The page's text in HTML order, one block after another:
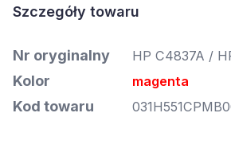
Szczegóły towaru
Nr oryginalny HP C4837A /
Kolor magenta
Kod towaru